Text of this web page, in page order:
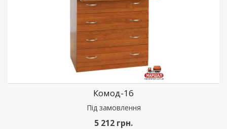
Комод-16
Пiд замовлення
5 212 грн.